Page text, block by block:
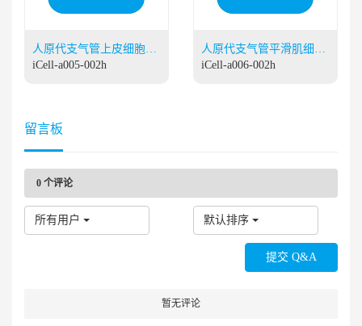
人原代支气管上皮细胞专
用培养基
iCell-a005-002h
人原代支气管平滑肌细胞
专用培养基
iCell-a006-002h
留言板
0 个评论
所有用户 默认排序
暂无评论